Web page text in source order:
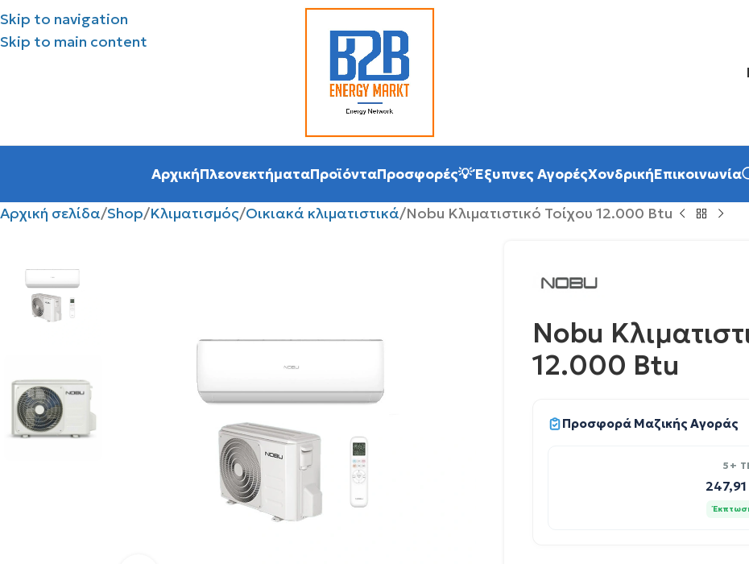
Skip to navigation
Skip to main content
ΑρχικήΠλεονεκτήματαΠροϊόνταΠροσφορές💡 Έξυπνες ΑγορέςΧονδρικήΕπικοινωνία
Αρχική σελίδα Shop Κλιματισμός Οικιακά κλιματιστικά Nobu Κλιματιστικό Τοίχου 12.000 Btu
Nobu
12.000 Btu
Προσφορά Μαζικής Αγοράς
5+
247,91